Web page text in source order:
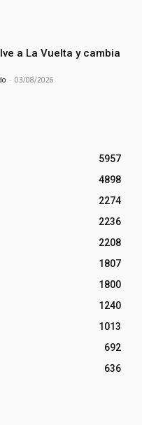
a La Vuelta y cambia
- 03/08/2026
5957
4898
2274
2236
2208
1807
1800
1240
1013
692
636